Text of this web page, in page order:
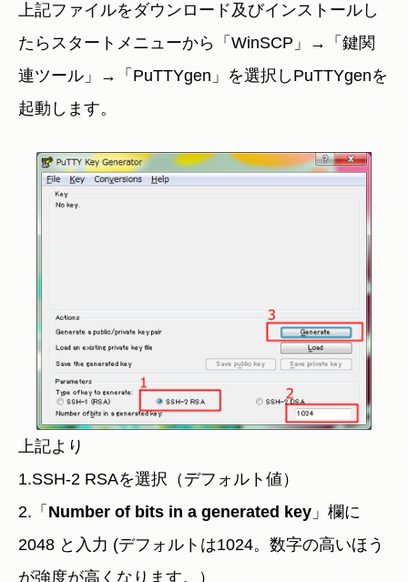
上記ファイルをダウンロード及びインストールし
たらスタートメニューから「WinSCP」→「鍵関
連ツール」→「PuTTYgen」を選択しPuTTYgenを
起動します。
上記より
1.SSH-2 RSAを選択（デフォルト値）
2.「 Number of bits in a generated key 」欄に
2048 と入力 (デフォルトは1024。数字の高いほう
が強度が高くなります。）